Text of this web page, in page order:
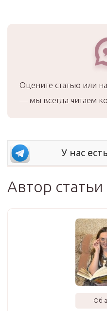
Оцените статью или
— мы всегда читаем
У нас есть
Автор статьи
Об